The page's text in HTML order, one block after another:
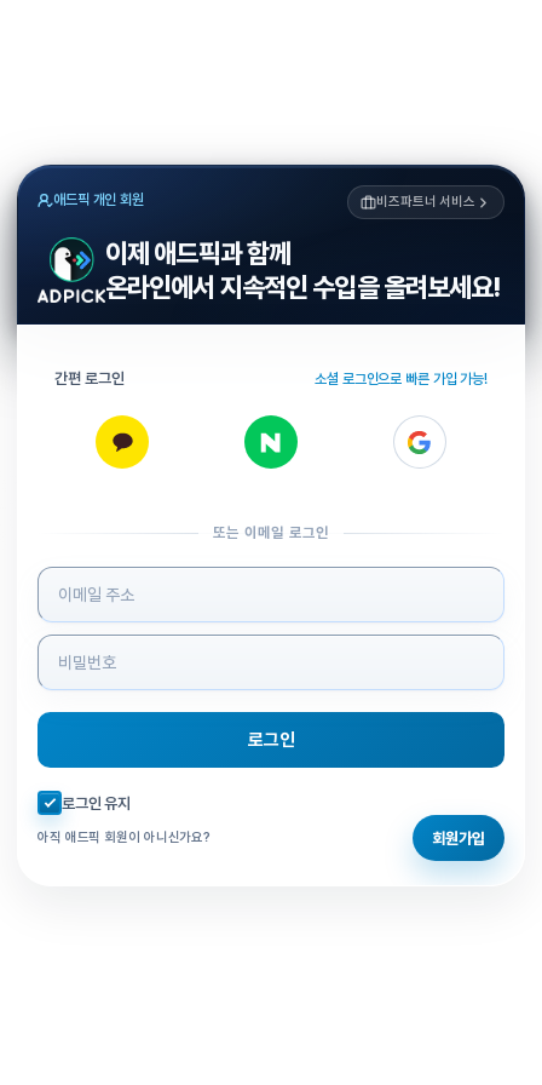
애드픽 개인 회원 비즈파트너 서비스
이제 애드픽과 함께
온라인에서 지속적인 수입을 올려보세요!
간편 로그인 소셜 로그인으로 빠른 가입 가능!
또는 이메일 로그인
로그인 정보 입력
로그인
자동로그인 체크
로그인 유지
아직 애드픽 회원이 아니신가요? 회원가입